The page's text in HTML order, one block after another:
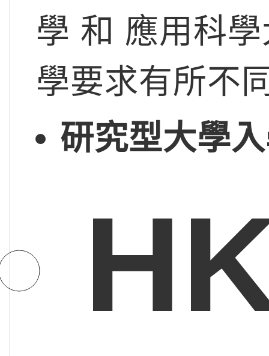
學 和 應用科
學要求有所不
研究型大學